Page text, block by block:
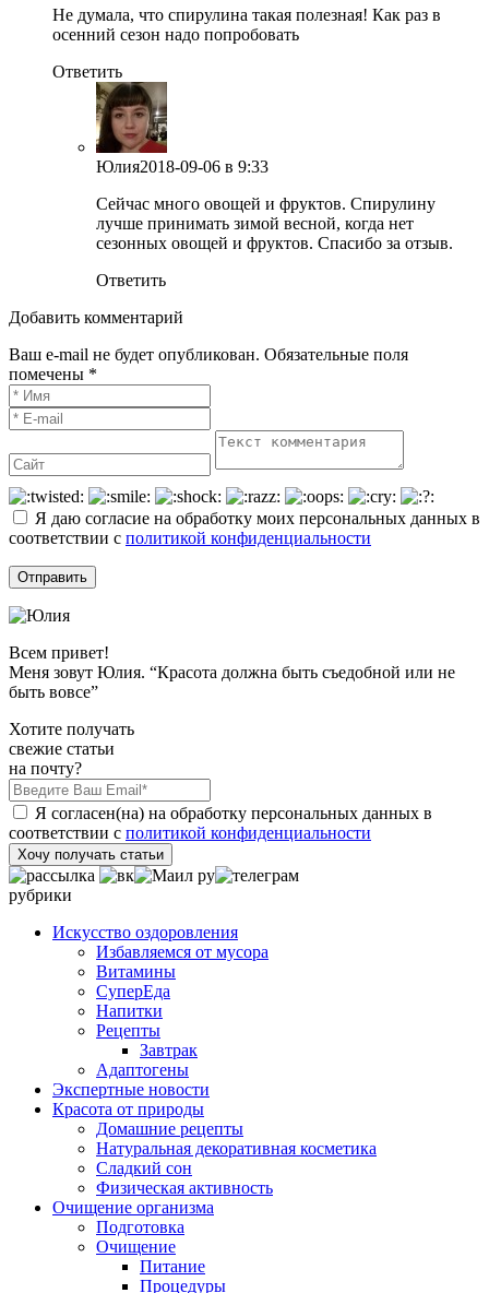
Не думала, что спирулина такая полезная! Как раз в
осенний сезон надо попробовать
Ответить
Юлия2018-09-06 в 9:33
Сейчас много овощей и фруктов. Спирулину
лучше принимать зимой весной, когда нет
сезонных овощей и фруктов. Спасибо за отзыв.
Ответить
Добавить комментарий
Ваш e-mail не будет опубликован. Обязательные поля
помечены *
Я даю согласие на обработку моих персональных данных в
соответствии с политикой конфиденциальности
Всем привет!
Меня зовут Юлия. “Красота должна быть съедобной или не
быть вовсе”
Хотите получать
свежие статьи
на почту?
Я согласен(на) на обработку персональных данных в
соответствии с политикой конфиденциальности
Хочу получать статьи
рубрики
Искусство оздоровления
Избавляемся от мусора
Витамины
СуперЕда
Напитки
Рецепты
Завтрак
Адаптогены
Экспертные новости
Красота от природы
Домашние рецепты
Натуральная декоративная косметика
Сладкий сон
Физическая активность
Очищение организма
Подготовка
Очищение
Питание
Процедуры